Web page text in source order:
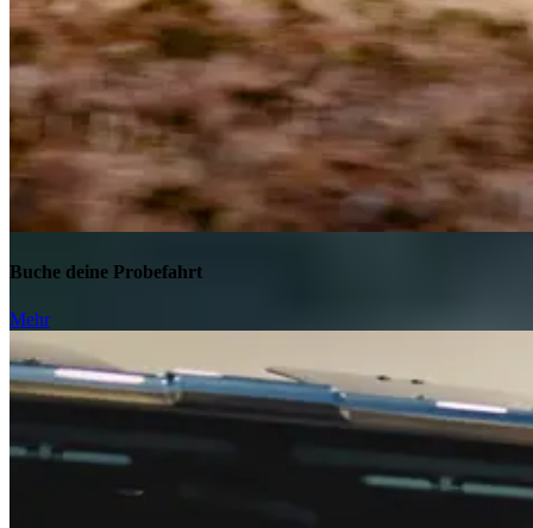
Buche deine Probefahrt
Mehr